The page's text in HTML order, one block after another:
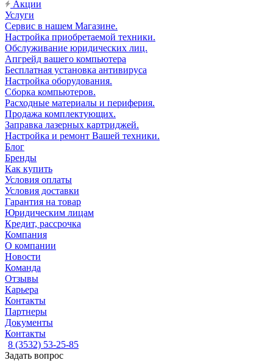
Акции
Услуги
Сервис в нашем Магазине.
Настройка приобретаемой техники.
Обслуживание юридических лиц.
Апгрейд вашего компьютера
Бесплатная установка антивируса
Настройка оборудования.
Сборка компьютеров.
Расходные материалы и периферия.
Продажа комплектующих.
Заправка лазерных картриджей.
Настройка и ремонт Вашей техники.
Блог
Бренды
Как купить
Условия оплаты
Условия доставки
Гарантия на товар
Юридическим лицам
Кредит, рассрочка
Компания
О компании
Новости
Команда
Отзывы
Карьера
Контакты
Партнеры
Документы
Контакты
8 (3532) 53-25-85
Задать вопрос